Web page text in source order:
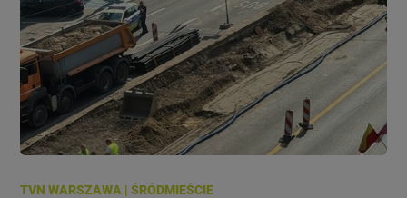
TVN WARSZAWA |ŚRÓDMIEŚCIE